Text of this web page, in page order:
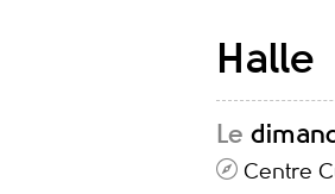
Halle
Le
Centre